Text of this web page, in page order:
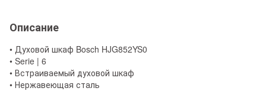
Описание
• Духовой шкаф Bosch HJG852YS0
• Serie | 6
• Встраиваемый духовой шкаф
• Нержавеющая сталь